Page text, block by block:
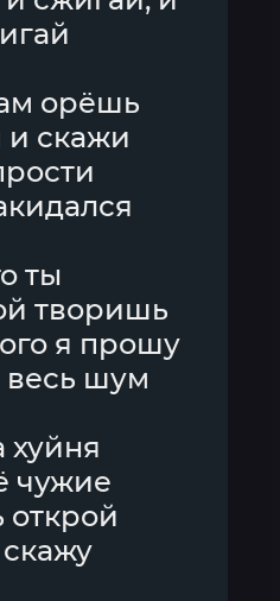
орёшь
скажи
ты
творишь
я прошу
шум
хуйня
чужие
открой